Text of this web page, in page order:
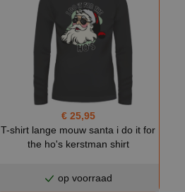
€ 25,95
T-shirt lange mouw santa i do it for
the ho's kerstman shirt
op voorraad